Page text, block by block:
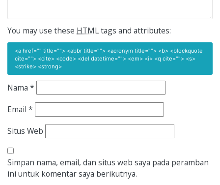
You may use these HTMLtags and attributes:
<a href="" title=""> <abbr title=""> <acronym title=""> <b> <blockquote
cite=""> <cite> <code> <del datetime=""> <em> <i> <q cite=""> <s>
<strike> <strong>
Nama *
Email *
Situs Web
Simpan nama, email, dan situs web saya pada peramban
ini untuk komentar saya berikutnya.